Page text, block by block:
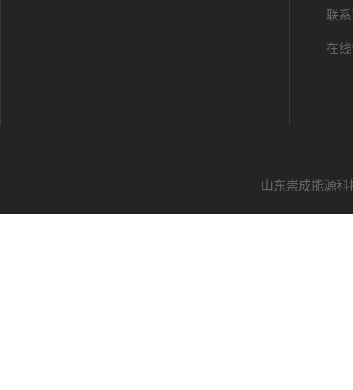
联
在
山东崇成能源